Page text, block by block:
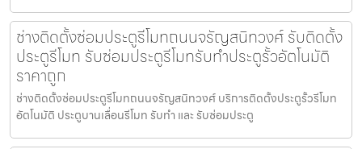
ช่างติดตั้งซ่อมประตูรีโมทถนนจรัญสนิทวงศ์ รับติดตั้ง
ประตูรีโมท รับซ่อมประตูรีโมทรับทำประตูรั้วอัตโนมัติ
ราคาถูก
ช่างติดตั้งซ่อมประตูรีโมทถนนจรัญสนิทวงศ์ บริการติดตั้งประตูรั้วรีโมท
อัตโนมัติ ประตูบานเลื่อนรีโมท รับทำ และ รับซ่อมประตู